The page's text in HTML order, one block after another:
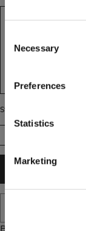
Selection
Necessary
Preferences
Statistics
Marketing
Størrelse